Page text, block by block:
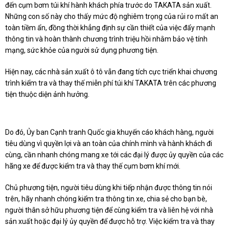
đến cụm bơm túi khí hành khách phía trước do TAKATA sản xuất.
Những con số này cho thấy mức độ nghiêm trọng của rủi ro mất an
toàn tiềm ẩn, đồng thời khẳng định sự cần thiết của việc đẩy mạnh
thông tin và hoàn thành chương trình triệu hồi nhằm bảo vệ tính
mạng, sức khỏe của người sử dụng phương tiện.
Hiện nay, các nhà sản xuất ô tô vẫn đang tích cực triển khai chương
trình kiểm tra và thay thế miễn phí túi khí TAKATA trên các phương
tiện thuộc diện ảnh hưởng.
Do đó, Ủy ban Cạnh tranh Quốc gia khuyến cáo khách hàng, người
tiêu dùng vì quyền lợi và an toàn của chính mình và hành khách đi
cùng, cần nhanh chóng mang xe tới các đại lý được ủy quyền của các
hãng xe để được kiểm tra và thay thế cụm bơm khí mới.
Chủ phương tiện, người tiêu dùng khi tiếp nhận được thông tin nói
trên, hãy nhanh chóng kiểm tra thông tin xe, chia sẻ cho bạn bè,
người thân sở hữu phương tiện để cùng kiểm tra và liên hệ với nhà
sản xuất hoặc đại lý ủy quyền để được hỗ trợ. Việc kiểm tra và thay